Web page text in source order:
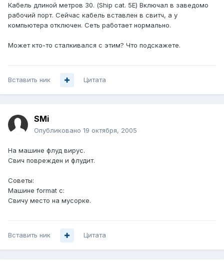
Кабель длиной метров 30. (Ship cat. 5E) Включал в заведомо
рабочий порт. Сейчас кабель вставлен в свитч, а у
компьютера отключен. Сеть работает нормально.
Может кто-то сталкивался с этим? Что подскажете.
Вставить ник Цитата
SMi
Опубликовано 19 октября, 2005
На машине флуд вирус.
Свич поврежден и флудит.
Советы:
Машине format c:
Свичу место на мусорке.
Вставить ник Цитата